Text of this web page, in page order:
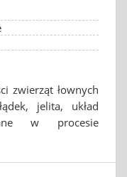
zwierząt łownych
jelita, układ
w procesie